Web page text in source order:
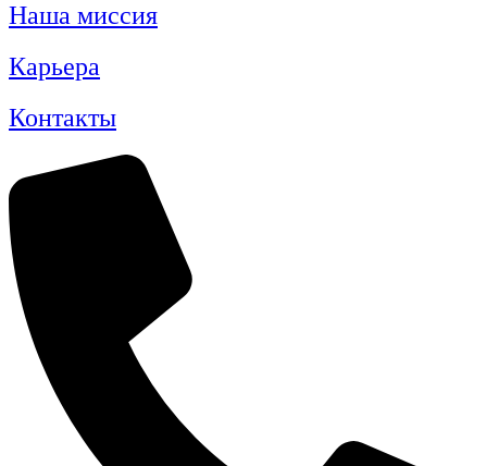
Наша миссия
Карьера
Контакты